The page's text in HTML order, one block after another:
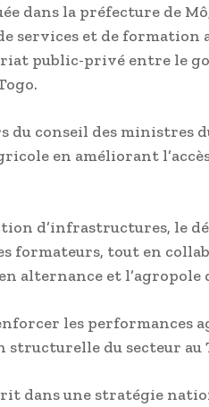
dans la préfecture de
services et de formation
public-privé entre le
conseil des ministres
en améliorant
d’infrastructures, le
formateurs, tout en
alternance et l’agropole
les performances
du secteur au
dans une stratégie